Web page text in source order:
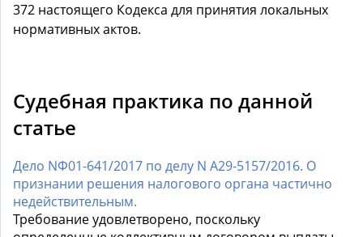
372 настоящего Кодекса для принятия локальных
нормативных актов.
Судебная практика по данной
статье
Дело NФ01-641/2017 по делу N А29-5157/2016. О
признании решения налогового органа частично
недействительным.
Требование удовлетворено, поскольку